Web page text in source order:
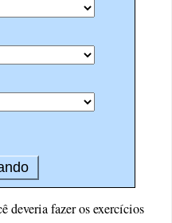
deveria fazer os exercícios